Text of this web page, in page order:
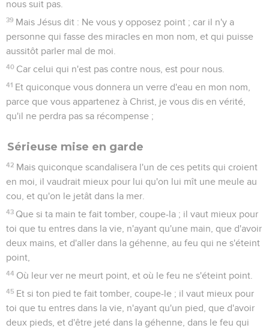
nous suit pas.
39 Mais Jésus dit : Ne vous y opposez point ; car il n'y a
personne qui fasse des miracles en mon nom, et qui puisse
aussitôt parler mal de moi.
40 Car celui qui n'est pas contre nous, est pour nous.
41 Et quiconque vous donnera un verre d'eau en mon nom,
parce que vous appartenez à Christ, je vous dis en vérité,
qu'il ne perdra pas sa récompense ;
Sérieuse mise en garde
42 Mais quiconque scandalisera l'un de ces petits qui croient
en moi, il vaudrait mieux pour lui qu'on lui mît une meule au
cou, et qu'on le jetât dans la mer.
43 Que si ta main te fait tomber, coupe-la ; il vaut mieux pour
toi que tu entres dans la vie, n'ayant qu'une main, que d'avoir
deux mains, et d'aller dans la géhenne, au feu qui ne s'éteint
point,
44 Où leur ver ne meurt point, et où le feu ne s'éteint point.
45 Et si ton pied te fait tomber, coupe-le ; il vaut mieux pour
toi que tu entres dans la vie, n'ayant qu'un pied, que d'avoir
deux pieds, et d'être jeté dans la géhenne, dans le feu qui